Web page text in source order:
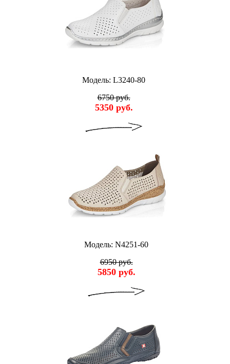
Модель: L3240-80
6750 руб.
5350 руб.
Модель: N4251-60
6950 руб.
5850 руб.